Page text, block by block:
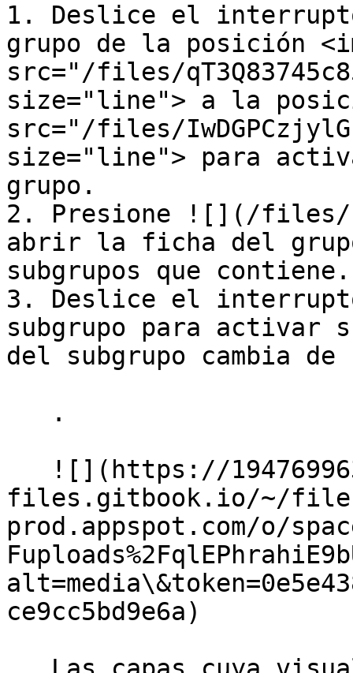
1. Deslice el
grupo de la posición
src="/files/
size="line"> a la
src="/files/
size="line"> para
grupo.
2. Presione ![](/files/
abrir la ficha del
subgrupos que contiene.
3. Deslice el
subgrupo para activar
del subgrupo cambia
files.gitbook.io/~/
prod.appspot.com/o/
ce9cc5bd9e6a)